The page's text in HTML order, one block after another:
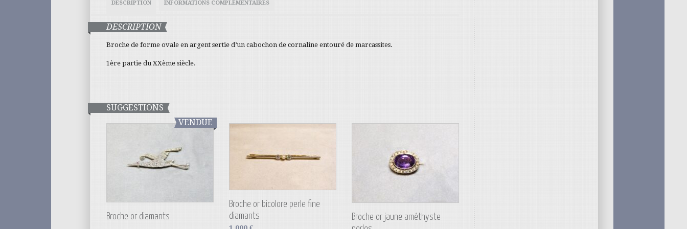
DESCRIPTION INFORMATIONS COMPLÉMENTAIRES
DESCRIPTION
Broche de forme ovale en argent sertie d’un cabochon de cornaline entouré de marcassites.
1ère partie du XXème siècle.
SUGGESTIONS
VENDUE
Broche or diamants
Broche or bicolore perle fine
diamants
Broche or jaune améthyste